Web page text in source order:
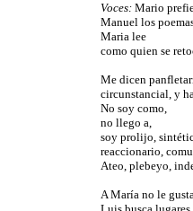
Voces: Mario
Manuel los
Maria lee
como quien se
Me dicen
circunstancial, y
No soy como,
no llego a,
soy prolijo,
reaccionario,
Ateo, plebeyo,
A María no le